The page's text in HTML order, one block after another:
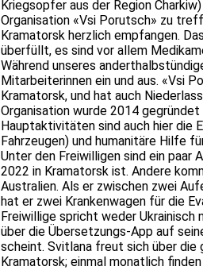
Kriegsopfer aus der Region
Organisation «Vsi Porutsch» zu
Kramatorsk herzlich empfangen.
überfüllt, es sind vor allem
Während unseres
Mitarbeiterinnen ein und aus. «Vsi
Kramatorsk, und hat auch
Organisation wurde 2014
Hauptaktivitäten sind auch hier die
Fahrzeugen) und humanitäre Hilfe
Unter den Freiwilligen sind ein paar
2022 in Kramatorsk ist. Andere
Australien. Als er zwischen zwei
hat er zwei Krankenwagen für die
Freiwillige spricht weder Ukrainisch
über die Übersetzungs-App auf
scheint. Svitlana freut sich über die
Kramatorsk; einmal monatlich